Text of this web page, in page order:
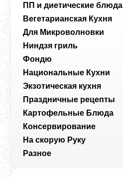
ПП и диетические блюда
Вегетарианская Кухня
Для Микроволновки
Ниндзя гриль
Фондю
Национальные Кухни
Экзотическая кухня
Праздничные рецепты
Картофельные Блюда
Консервирование
На скорую Руку
Разное